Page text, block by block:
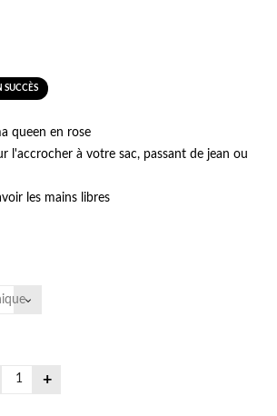
SUCCÈS
queen en rose
l'accrocher à votre sac, passant de jean ou
les mains libres
+